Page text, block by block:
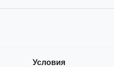
Условия